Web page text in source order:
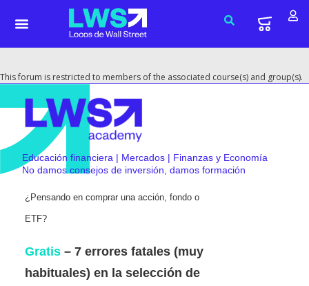
This forum is restricted to members of the associated course(s) and group(s).
Educación financiera | Mercados | Finanzas y Economía
No damos consejos de inversión, damos formación
¿Pensando en comprar una acción, fondo o
ETF?
Gratis – 7 errores fatales (muy
habituales) en la selección de